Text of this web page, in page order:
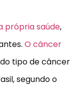
própria saúde,
O câncer
tipo de câncer
segundo o